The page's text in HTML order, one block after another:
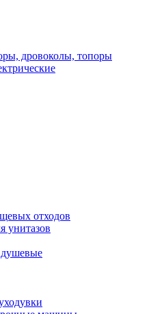
дровоколы, топоры
отходов
унитазов